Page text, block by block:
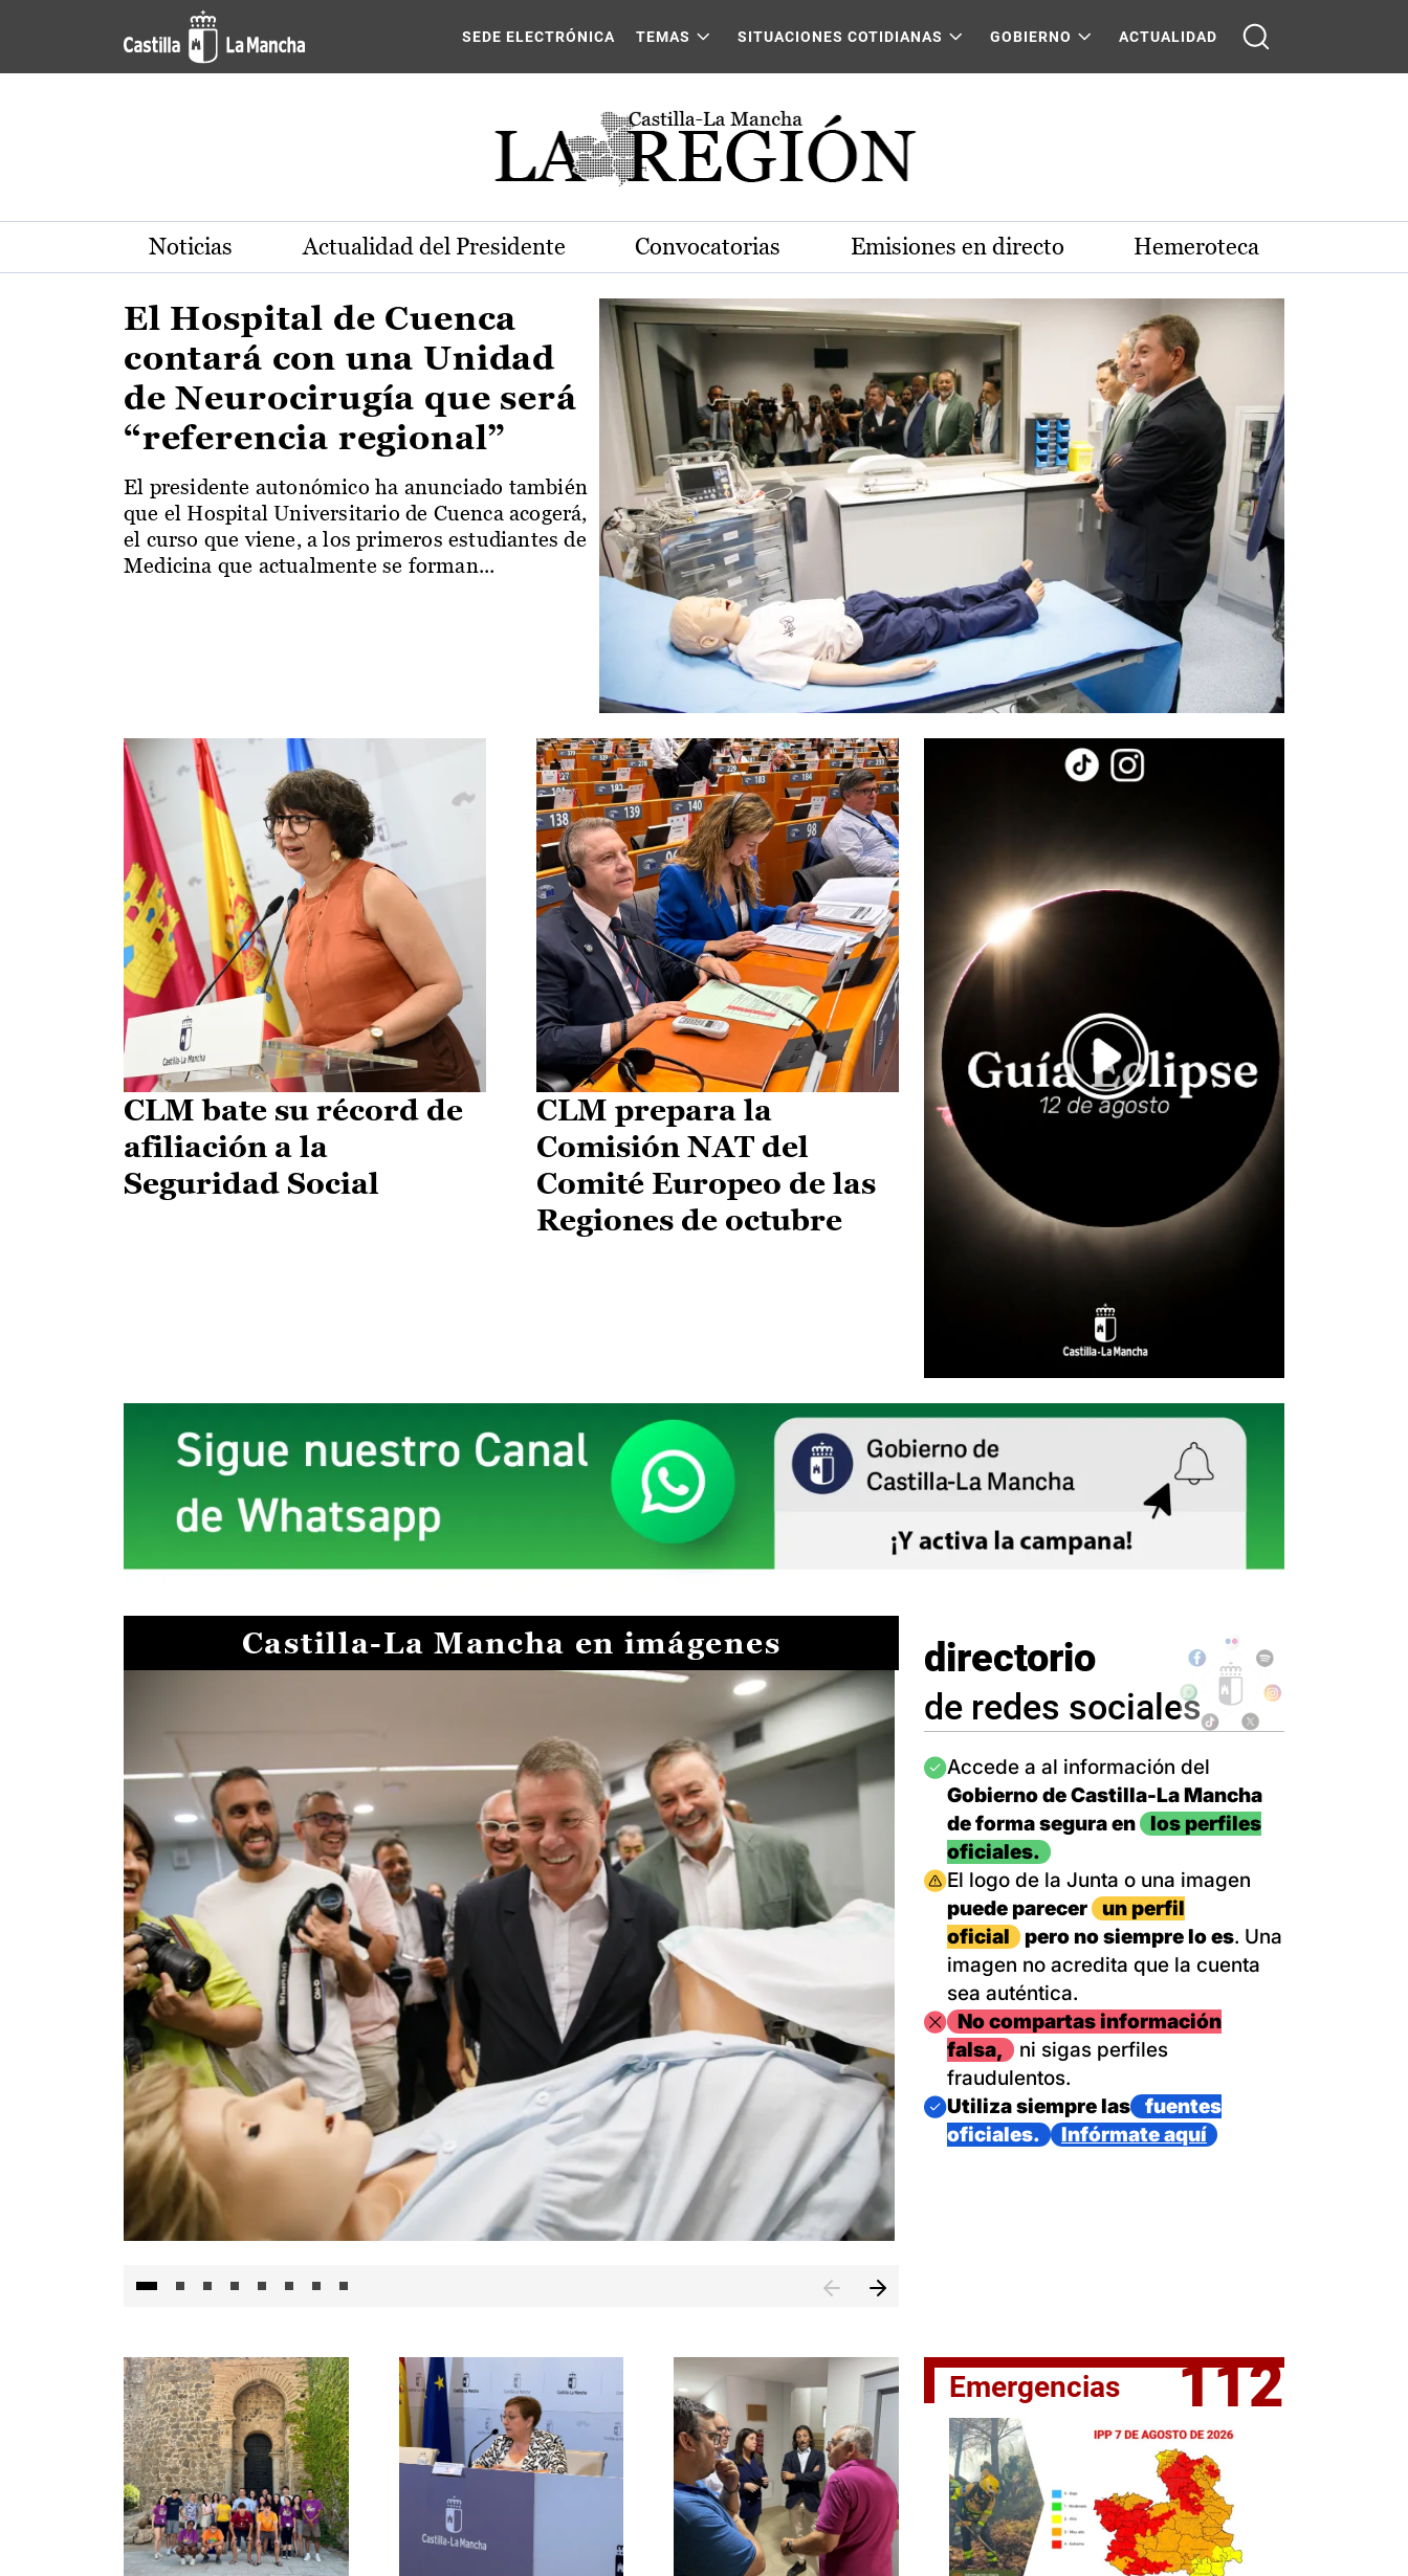
Pasar al contenido principal
Actualidad de la región de Castilla-La Mancha
SEDE ELECTRÓNICA TEMAS SITUACIONES COTIDIANAS GOBIERNO ACTUALIDAD
Noticias Actualidad del Presidente Convocatorias Emisiones en directo Hemeroteca
El Hospital de Cuenca
contará con una Unidad
de Neurocirugía que será
“referencia regional”
El presidente autonómico ha anunciado también
que el Hospital Universitario de Cuenca acogerá,
el curso que viene, a los primeros estudiantes de
Medicina que actualmente se forman...
CLM bate su récord de
afiliación a la
Seguridad Social
CLM prepara la
Comisión NAT del
Comité Europeo de las
Regiones de octubre
Castilla-La Mancha en imágenes
El jefe del Ejecutivo castellanomanchego, Emiliano García-
directorio
de redes sociales
Imagen
Accede a al información del
Gobierno de Castilla-La Mancha
de forma segura en
los perfiles
oficiales.
Imagen
El logo de la Junta o una imagen
puede parecer
un perfil
oficial
pero no siempre lo es. Una
imagen no acredita que la cuenta
sea auténtica.
ImagenNo compartas información
falsa,
ni sigas perfiles
fraudulentos.
Imagen
Utiliza siempre las
fuentes
oficiales.
Infórmate aquí
Emergencias 112